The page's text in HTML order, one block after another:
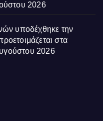
2026
υποδέχθηκε την
στα
2026